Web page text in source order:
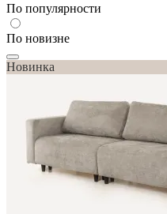
По популярности
По новизне
Новинка